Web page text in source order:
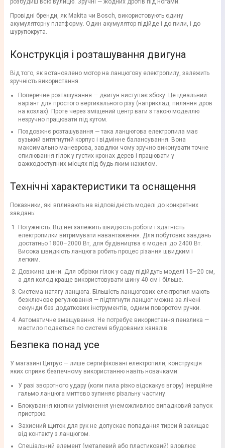
розбудиш всю вулицю. Зручні — жодних дротів під ногами.
Провідні бренди, як Makita чи Bosch, використовують єдину
акумуляторну платформу. Один акумулятор підійде і до пили, і до
шурупокрута.
Конструкція і розташування двигуна
Від того, як встановлено мотор на ланцюгову електропилу, залежить
зручність використання.
Поперечне розташування — двигун виступає збоку. Це ідеальний
варіант для простого вертикального різу (наприклад, пиляння дров
на козлах). Проте через зміщений центр ваги з такою моделлю
незручно працювати під кутом.
Поздовжнє розташування — така ланцюгова електропила має
вузький витягнутий корпус і відмінне балансування. Вона
максимально маневрова, завдяки чому зручно виконувати точне
спилювання гілок у густих кронах дерев і працювати у
важкодоступних місцях під будь-яким нахилом.
Технічні характеристики та оснащення
Показники, які впливають на відповідність моделі до конкретних
завдань:
Потужність. Від неї залежить швидкість роботи і здатність
електропилки витримувати навантаження. Для побутових завдань
достатньо 1800–2000 Вт, для будівництва є моделі до 2400 Вт.
Висока швидкість ланцюга робить процес різання швидким і
легким.
Довжина шини. Для обрізки гілок у саду підійдуть моделі 15–20 см,
а для колод краще використовувати шину 40 см і більше.
Система натягу ланцюга. Більшість ланцюгових електропил мають
безключове регулювання — підтягнути ланцюг можна за лічені
секунди без додаткових інструментів, одним поворотом ручки.
Автоматичне змащування. Не потребує використання пензлика —
мастило подається по системі вбудованих каналів.
Безпека понад усе
У магазині Цитрус — лише сертифіковані електропили, конструкція
яких сприяє безпечному використанню навіть новачками:
У разі зворотного удару (коли пила різко відскакує вгору) інерційне
гальмо ланцюга миттєво зупиняє різальну частину.
Блокування кнопки увімкнення унеможливлює випадковий запуск
пристрою.
Захисний щиток для рук не допускає попадання тирси й захищає
від контакту з ланцюгом.
Спеціальний елемент (металевий або пластиковий) вловлює